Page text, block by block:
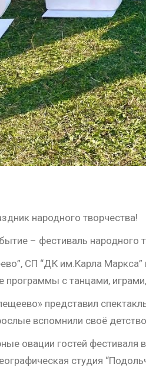
народного творчества!
– фестиваль народного
СП “ДК им.Карла
программы с танцами,
представил
вспомнили своё
овации гостей
студия